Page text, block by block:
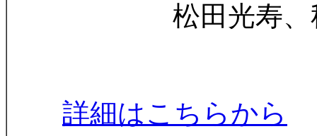
松田光寿、秋谷
詳細はこちらから